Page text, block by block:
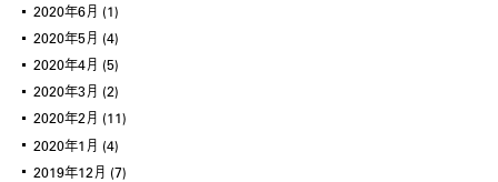
2020年6月 (1)
2020年5月 (4)
2020年4月 (5)
2020年3月 (2)
2020年2月 (11)
2020年1月 (4)
2019年12月 (7)